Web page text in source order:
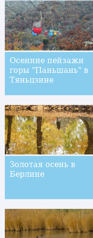
Осенние пейзажи
горы "Паньшань" в
Тяньцзине
Золотая осень в
Берлине